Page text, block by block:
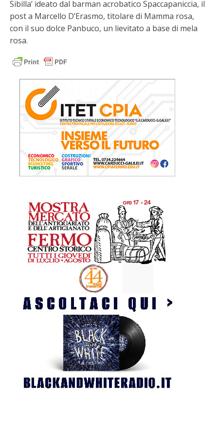
Sibilla’ ideato dal barman acrobatico Spaccapaniccia, il
post a Marcello D’Erasmo, titolare di Mamma rosa,
con il suo dolce Panbuco, un lievitato a base di mela
rosa.